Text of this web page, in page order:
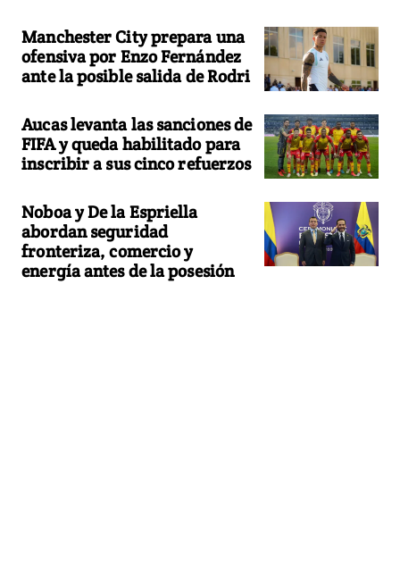
Manchester City prepara una
ofensiva por Enzo Fernández
ante la posible salida de Rodri
Aucas levanta las sanciones de
FIFA y queda habilitado para
inscribir a sus cinco refuerzos
Noboa y De la Espriella
abordan seguridad
fronteriza, comercio y
energía antes de la posesión